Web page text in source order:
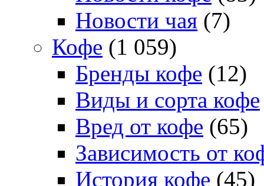
Новости чая (7)
Кофе (1 059)
Бренды кофе (12)
Виды и сорта кофе
Вред от кофе (65)
Зависимость от
История кофе (45)